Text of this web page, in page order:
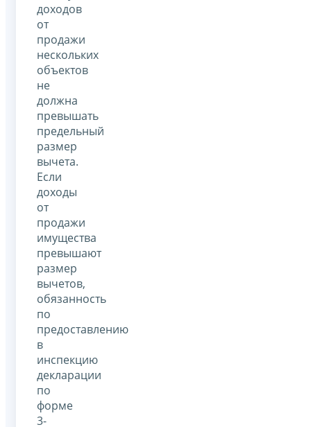
доходов
от
продажи
нескольких
объектов
не
должна
превышать
предельный
размер
вычета.
Если
доходы
от
продажи
имущества
превышают
размер
вычетов,
обязанность
по
предоставлению
в
инспекцию
декларации
по
форме
3-